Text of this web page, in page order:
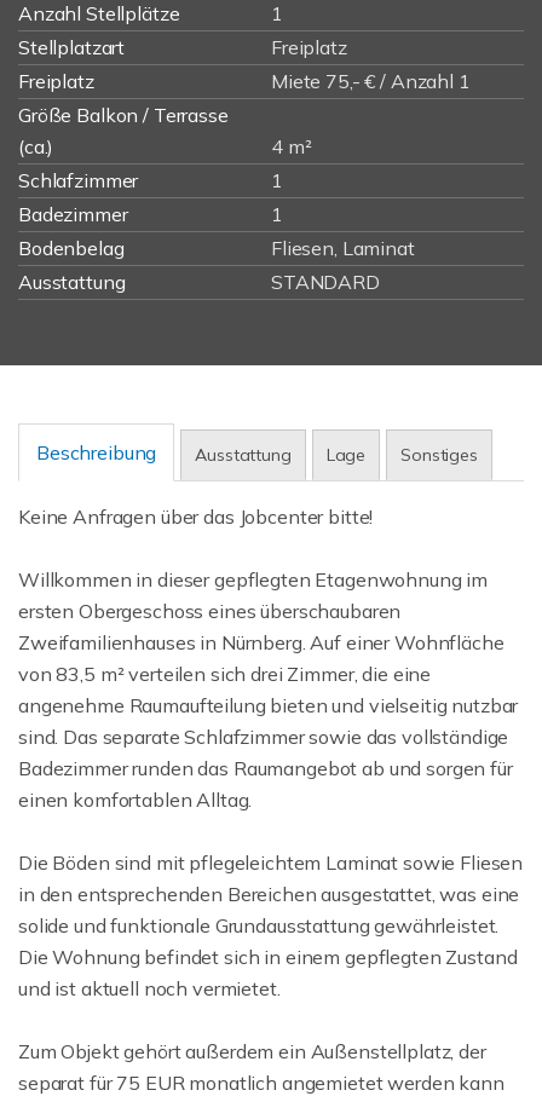
Anzahl Stellplätze
1
Stellplatzart
Freiplatz
Freiplatz
Miete 75,- € / Anzahl 1
Größe Balkon / Terrasse
(ca.)
4 m²
Schlafzimmer
1
Badezimmer
1
Bodenbelag
Fliesen, Laminat
Ausstattung
STANDARD
Beschreibung Ausstattung Lage Sonstiges
Keine Anfragen über das Jobcenter bitte!
Willkommen in dieser gepflegten Etagenwohnung im
ersten Obergeschoss eines überschaubaren
Zweifamilienhauses in Nürnberg. Auf einer Wohnfläche
von 83,5 m² verteilen sich drei Zimmer, die eine
angenehme Raumaufteilung bieten und vielseitig nutzbar
sind. Das separate Schlafzimmer sowie das vollständige
Badezimmer runden das Raumangebot ab und sorgen für
einen komfortablen Alltag.
Die Böden sind mit pflegeleichtem Laminat sowie Fliesen
in den entsprechenden Bereichen ausgestattet, was eine
solide und funktionale Grundausstattung gewährleistet.
Die Wohnung befindet sich in einem gepflegten Zustand
und ist aktuell noch vermietet.
Zum Objekt gehört außerdem ein Außenstellplatz, der
separat für 75 EUR monatlich angemietet werden kann